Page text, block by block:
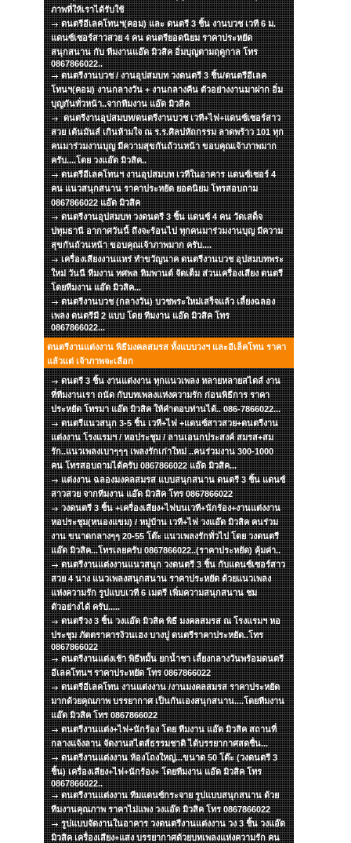
ภาพที่ให้เราได้รับใช้
ดนตรีอีเลคโทนฯ(คอม) และ ดนตรี 3 ชิ้น งานบวช เวที 6 ม.
แดนซ์เซอร์สาวสวย 4 คน ดนตรียอดนิยม ราคาประหยัด
สนุกสนาน กับ ทีมงานแอ๊ด มิวสิค อิ่มบุญตามฤดูกาล โทร
0867866022..
ดนตรีงานบวช / งานอุปสมบท วงดนตรี 3 ชิ้น/ดนตรีอีเลค
โทนฯ(คอม) งานกลางวัน + งานกลางคืน ตัวอย่างงานมาฝาก อิ่ม
บุญกันทั่วหน้า..จากทีมงาน แอ๊ด มิวสิค
ดนตรีงานอุปสมบท/ดนตรีงานบวช เวที+ไฟ+แดนซ์เซอร์สาว
สวย เต้นมันส์ เกินห้ามใจ ณ ร.ร.ศิลปหัถกรรม ลาดพร้าว 101 ทุก
คนมาร่วมงานบุญ มีความสุขกันถ้วนหน้า ขอบคุณเจ้าภาพมาก
ครับ....โดย วงแอ๊ด มิวสิค..
ดนตรีอีเลคโทนฯ งานอุปสมบท เวทีในอาคาร แดนซ์เซอร์ 4
คน แนวสนุกสนาน ราคาประหยัด ยอดนิยม โทรสอบถาม
0867866022 แอ๊ด มิวสิค
ดนตรีงานอุปสมบท วงดนตรี 3 ชิ้น แดนซ์ 4 คน วัดเสด็จ
ปทุมธานี อากาศวันนี้ ถึงจะร้อนไป ทุกคนมาร่วมงานบุญ มีความ
สุขกันถ้วนหน้า ขอบคุณเจ้าภาพมาก ครับ....
เครื่องเสียงงานแหร่ ทำขวัญนาค ดนตรีงานบวช อุปสมบทพระ
ใหม่ วันนี ทีมงาน ทศพล หิมพานต์ จัดเต็ม ส่วนเครื่องเสียง ดนตรี
โดยทีมงาน แอ๊ด มิวสิค...
ดนตรีงานบวช (กลางวัน) บวชพระใหม่เสร็จแล้ว เลี้ยงฉลอง
เพลง ดนตรีมี 2 แบบ โดย ทีมงาน แอ๊ด มิวสิค โทร
0867866022...
ดนตรีงานแต่งงาน พิธีมงคลสมรส ทั้งแบบวงฯ และอีเล็คโทน ราคา
แล้วแต่ เจ้าภาพจะเลือก
ดนตรี 3 ชิ้น งานแต่งงาน ทุกแนวเพลง หลายหลายสไตส์ งาน
ที่ทีมงานเรา ถนัด กับบทเพลงแห่งความรัก ก่อนพิธีการ ราคา
ประหยัด โทรมา แอ๊ด มิวสิค ให้คำตอบท่านได้.. 086-7866022...
ดนตรีแนวสนุก 3-5 ชิ้น เวที+ไฟ +แดนซ์สาวสวย+ดนตรีงาน
แต่งงาน โรงแรมฯ / หอประชุม / ลานเอนกประสงค์ สมรส+สม
รัก..แนวเพลงเบาๆๆๆ เพลงรักเก่าใหม่ ..คนร่วมงาน 300-1000
คน โทรสอบถามได้ครับ 0867866022 แอ๊ด มิวสิค...
แต่งงาน ฉลองมงคลสมรส แบบสนุกสนาน ดนตรี 3 ชิ้น แดนซ์
สาวสวย จากทีมงาน แอ๊ด มิวสิค โทร 0867866022
วงดนตรี 3 ชิ้น +เครื่องเสียง+ไฟบนเวที+นักร้อง+งานแต่งงาน
หอประชุม(หนองแขม) / หมู่บ้าน เวที+ไฟ วงแอ๊ด มิวสิค คนร่วม
งาน ขนาดกลางๆๆ 20-55 โต๊ะ แนวเพลงรักทั่วไป โดย วงดนตรี
แอ๊ด มิวสิค...โทรเลยครับ 0867866022..(ราคาประหยัด) คุ้มค่า..
ดนตรีงานแต่งงานแนวสนุก วงดนตรี 3 ชิ้น กับแดนซ์เซอร์สาว
สวย 4 นาง แนวเพลงสนุกสนาน ราคาประหยัด ด้วยแนวเพลง
แห่งความรัก รูปแบบเวที 6 เมตรี เพิ่มความสนุกสนาน ชม
ตัวอย่างได้ ครับ.....
ดนตรีวง 3 ชิ้น วงแอ๊ด มิวสิค พิธี มงคลสมรส ณ โรงแรมฯ หอ
ประชุม ภัตตราคารง้วนเฮง บางปู ดนตรีราคาประหยัด..โทร
0867866022
ดนตรีงานแต่งเช้า พิธีหมั้น ยกน้ำชา เลี้ยงกลางวันพร้อมดนตรี
อีเลคโทนฯ ราคาประหยัด โทร 0867866022
ดนตรีอีเลคโทน งานแต่งงาน /งานมงคลสมรส ราคาประหยัด
มากด้วยคุณภาพ บรรยากาศ เป็นกันเองสนุกสนาน....โดยทีมงาน
แอ๊ด มิวสิค โทร 0867866022
ดนตรีงานแต่ง+ไฟ+นักร้อง โดย ทีมงาน แอ๊ด มิวสิค สถานที่
กลางแจ้งลาน จัดงานสไตส์ธรรมชาติ ได้บรรยากาศสดชื่น...
ดนตรีงานแต่งงาน ห้องโถงใหญ่...ขนาด 50 โต๊ะ (วงดนตรี 3
ชิ้น) เครื่องเสียง+ไฟ+นักร้อง+ โดยทีมงาน แอ๊ด มิวสิค โทร
0867866022..
ดนตรีงานแต่งงาน ทีมแดนซ์กระจาย รูปแบบสนุกสนาน ด้วย
ทีมงานคุณภาพ ราคาไม่แพง วงแอ๊ด มิวสิค โทร 0867866022
รูปแบบจัดงานในอาคาร วงดนตรีงานแต่งงาน วง 3 ชิ้น วงแอ๊ด
มิวสิค เครื่องเสียง+แสง บรรยากาศด้วยบทเพลงแห่งความรัก คน